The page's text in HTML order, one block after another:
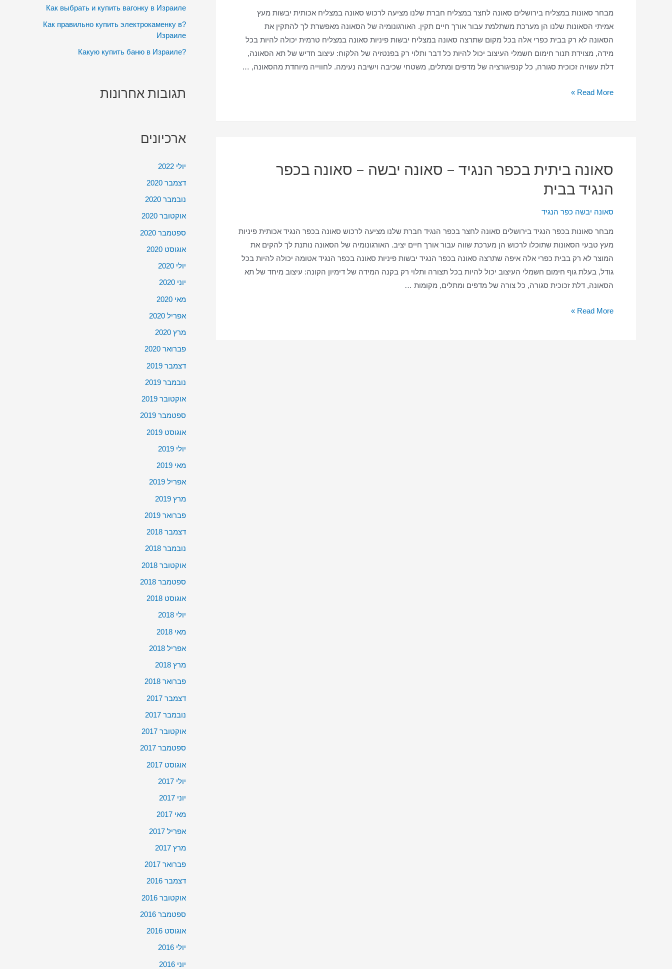
מבחר סאונות במצליח בירושלים סאונה לחצר במצליח חברת שלנו מציעה לרכוש סאונה במצליח אכותית יבשות מעץ
אמיתי הסאונות שלנו הן מערכת משתלמת עבור אורך חיים תקין. האורגונומיה של הסאונה מאפשרת לך להתקין את
הסאונה לא רק בבית כפרי אלה בכל מקום שתרצה סאונה במצליח יבשות פיניות סאונה במצליח טרמית יכולה להיות בכל
מידה, מצוידת תנור חימום חשמלי העיצוב יכול להיות כל דבר ותלוי רק בפנטזיה של הלקוח: עיצוב חדיש של תא הסאונה,
דלת עשויה זכוכית סגורה, כל קנפיגורציה של מדפים ומתלים, משטחי שכיבה וישיבה נעימה. לחווייה מיוחדת מהסאונה, …
סאונה
–
סאונה
בבית
Read More »
סאונה ביתית בכפר הנגיד – סאונה יבשה – סאונה בכפר
הנגיד בבית
סאונה יבשה כפר הנגיד
מבחר סאונות בכפר הנגיד בירושלים סאונה לחצר בכפר הנגיד חברת שלנו מציעה לרכוש סאונה בכפר הנגיד אכותית פיניות
מעץ טבעי הסאונות שתוכלו לרכוש הן מערכת שווה עבור אורך חיים יציב. האורגונומיה של הסאונה נותנת לך להקים את
המוצר לא רק בבית כפרי אלה איפה שתרצה סאונה בכפר הנגיד יבשות פיניות סאונה בכפר הנגיד אטומה יכולה להיות בכל
גודל, בעלת גוף חימום חשמלי העיצוב יכול להיות בכל תצורה ותלוי רק בקנה המידה של דימיון הקונה: עיצוב מיחד של תא
הסאונה, דלת זכוכית סגורה, כל צורה של מדפים ומתלים, מקומות …
סאונה
Read More »
:
Как выбрать и купить вагонку в Израиле
?Как правильно купить электрокаменку в
Израиле
?Какую купить баню в Израиле
תגובות אחרונות
ארכיונים
יולי 2022
דצמבר 2020
נובמבר 2020
אוקטובר 2020
ספטמבר 2020
אוגוסט 2020
יולי 2020
יוני 2020
מאי 2020
אפריל 2020
מרץ 2020
פברואר 2020
דצמבר 2019
נובמבר 2019
אוקטובר 2019
ספטמבר 2019
אוגוסט 2019
יולי 2019
מאי 2019
אפריל 2019
מרץ 2019
פברואר 2019
דצמבר 2018
נובמבר 2018
אוקטובר 2018
ספטמבר 2018
אוגוסט 2018
יולי 2018
מאי 2018
אפריל 2018
מרץ 2018
פברואר 2018
דצמבר 2017
נובמבר 2017
אוקטובר 2017
ספטמבר 2017
אוגוסט 2017
יולי 2017
יוני 2017
מאי 2017
אפריל 2017
מרץ 2017
פברואר 2017
דצמבר 2016
אוקטובר 2016
ספטמבר 2016
אוגוסט 2016
יולי 2016
יוני 2016